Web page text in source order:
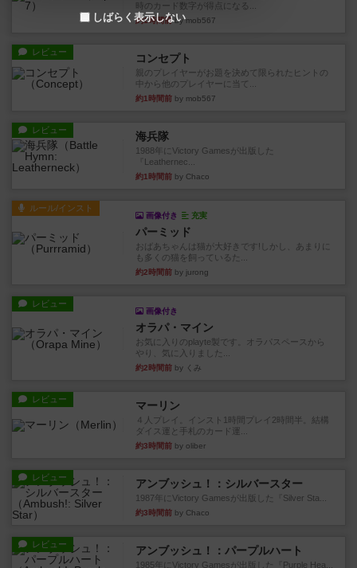
時のカード数字が得点になる...
約1時間前by mob567
レビュー コンセプト
親のプレイヤーがお題を決めて限られたヒントの
中から他のプレイヤーに当て...
約1時間前 by mob567
レビュー 海兵隊
1988年にVictory Gamesが出版した
『Leathernec...
約1時間前 by Chaco
ルール/インスト
画像付き 充実
パーミッド
おばあちゃんは猫が大好きです!しかし、あまりに
も多くの猫を飼っているた...
約2時間前 by jurong
レビュー
画像付き
オラパ・マイン
お気に入りのplayte製です。オラパスペースから
やり、気に入りました...
約2時間前 by くみ
レビュー マーリン
４人プレイ。インスト1時間プレイ2時間半。結構
ダイス運と手札のカード運...
約3時間前 by oliber
レビュー アンブッシュ！：シルバースター
1987年にVictory Gamesが出版した『Silver Sta...
約3時間前 by Chaco
レビュー アンブッシュ！：パープルハート
1985年にVictory Gamesが出版した『Purple Hea...
しばらく表示しない